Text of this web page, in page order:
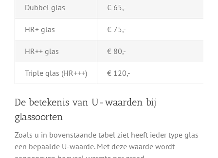
Dubbel glas € 65,-
HR+ glas € 75,-
HR++ glas € 80,-
Triple glas (HR+++) € 120,-
De betekenis van U-waarden bij
glassoorten
Zoals u in bovenstaande tabel ziet heeft ieder type glas
een bepaalde U-waarde. Met deze waarde wordt